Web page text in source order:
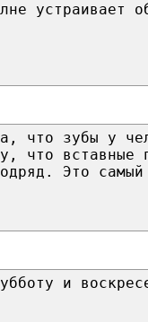
устраивает
что зубы у
что вставные
Это самый
и